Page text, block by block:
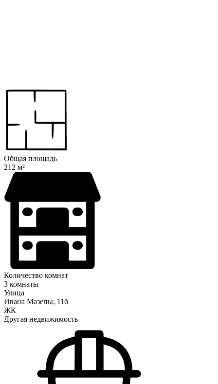
Общая площадь
212 м²
Количество комнат
3 комнаты
Улица
Ивана Мазепы, 11б
ЖК
Другая недвижимость